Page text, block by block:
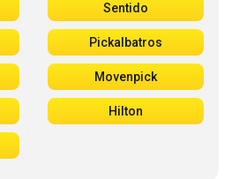
Sentido
Pickalbatros
Movenpick
Hilton